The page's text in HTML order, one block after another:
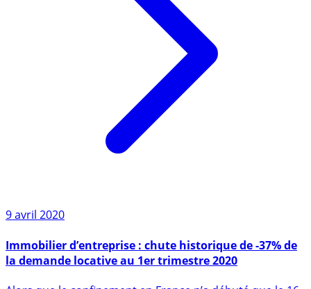
Immobilier d’entreprise : chute historique de -37% de